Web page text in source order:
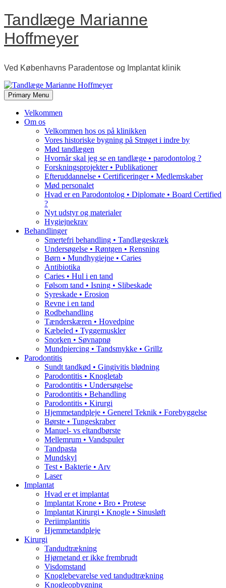
Skip
to
content
Tandlæge Marianne
Hoffmeyer
Ved Københavns Paradentose og Implantat klinik
Primary Menu
Velkommen
Om os
Velkommen hos os på klinikken
Vores historiske bygning på Strøget i indre by
Mød tandlægen
Hvornår skal jeg se en tandlæge • parodontolog ?
Forskningsprojekter • Publikationer
Efteruddannelse • Certificeringer • Medlemskaber
Mød personalet
Hvad er en Parodontolog • Diplomate • Board Certified
?
Nyt udstyr og materialer
Hygiejnekrav
Behandlinger
Smertefri behandling • Tandlægeskræk
Undersøgelse • Røntgen • Rensning
Børn • Mundhygiejne • Caries
Antibiotika
Caries • Hul i en tand
Følsom tand • Isning • Slibeskade
Syreskade • Erosion
Revne i en tand
Rodbehandling
Tænderskæren • Hovedpine
Kæbeled • Tyggemuskler
Snorken • Søvnapnø
Mundpiercing • Tandsmykke • Grillz
Parodontitis
Sundt tandkød • Gingivitis blødning
Parodontitis • Knogletab
Parodontitis • Undersøgelse
Parodontitis • Behandling
Parodontitis • Kirurgi
Hjemmetandpleje • Generel Teknik • Forebyggelse
Børste • Tungeskraber
Manuel- vs eltandbørste
Mellemrum • Vandspuler
Tandpasta
Mundskyl
Test • Bakterie • Arv
Laser
Implantat
Hvad er et implantat
Implantat Krone • Bro • Protese
Implantat Kirurgi • Knogle • Sinusløft
Periimplantitis
Hjemmetandpleje
Kirurgi
Tandudtrækning
Hjørnetand er ikke frembrudt
Visdomstand
Knoglebevarelse ved tandudtrækning
Knogleopbygning